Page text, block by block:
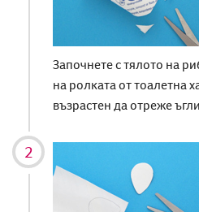
Започнете с тялото на
на ролката от тоалетна
възрастен да отреже